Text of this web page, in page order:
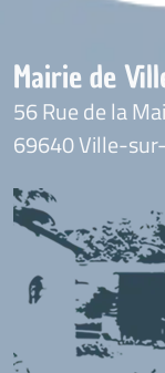
Mairie de
56 Rue de la
69640 Ville-